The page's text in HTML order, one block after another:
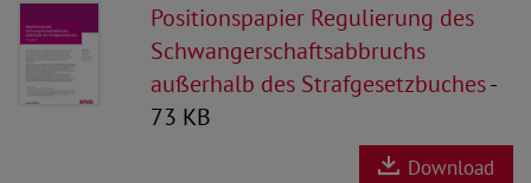
Positionspapier Regulierung des
Schwangerschaftsabbruchs
außerhalb des Strafgesetzbuches-
73 KB
Download